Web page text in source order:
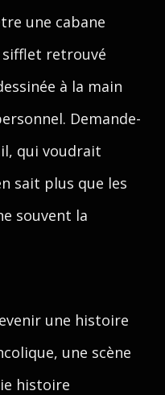
une cabane
retrouvé
à la main
Demande-
qui voudrait
sait plus que les
souvent la
une histoire
une scène
histoire